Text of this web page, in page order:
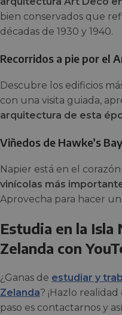
bien conservados que
décadas de 1930 y 1940.
Recorridos a pie por el
Descubre los edificios
con una visita guiada,
arquitectura de esta
Viñedos de Hawke’s Bay
Napier está en el
vinícolas más
Aprovecha para hacer
Estudia en la Isla
Zelanda con
¿Ganas de estudiar y
Zelanda? ¡Hazlo
paso es contactarnos y